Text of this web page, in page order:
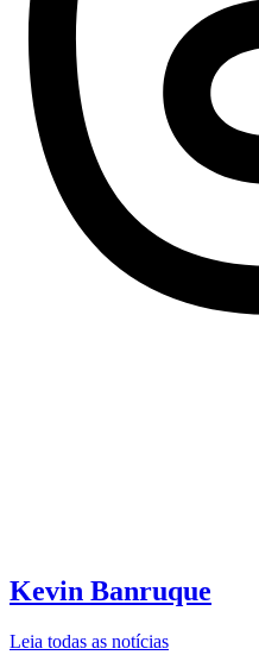
Kevin Banruque
Leia todas as notícias